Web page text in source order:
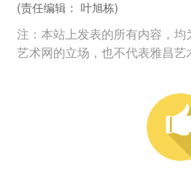
(责任编辑： 叶旭栋)
注：本站上发表的所有内容，
艺术网的立场，也不代表雅昌艺